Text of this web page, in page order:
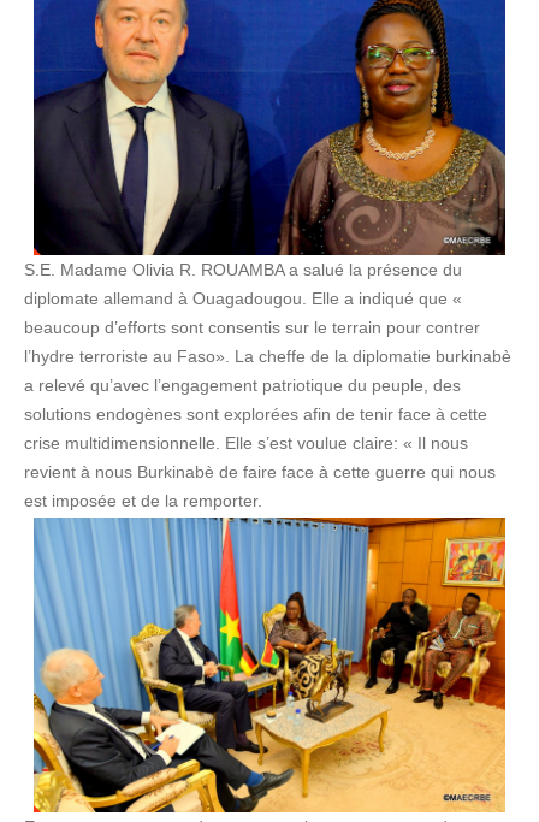
S.E. Madame Olivia R. ROUAMBA a salué la présence du
diplomate allemand à Ouagadougou. Elle a indiqué que «
beaucoup d’efforts sont consentis sur le terrain pour contrer
l’hydre terroriste au Faso». La cheffe de la diplomatie burkinabè
a relevé qu’avec l’engagement patriotique du peuple, des
solutions endogènes sont explorées afin de tenir face à cette
crise multidimensionnelle. Elle s’est voulue claire: « Il nous
revient à nous Burkinabè de faire face à cette guerre qui nous
est imposée et de la remporter.